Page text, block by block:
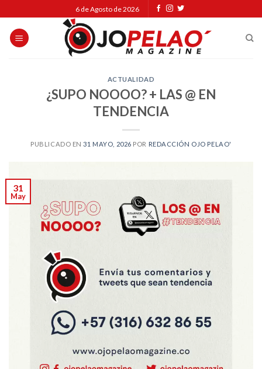
to
content
6 de Agosto de 2026
ACTUALIDAD
¿SUPO NOOOO? + LAS @ EN
TENDENCIA
PUBLICADO EN31 MAYO, 2026 POR REDACCIÓN OJO PELAO'
31
May